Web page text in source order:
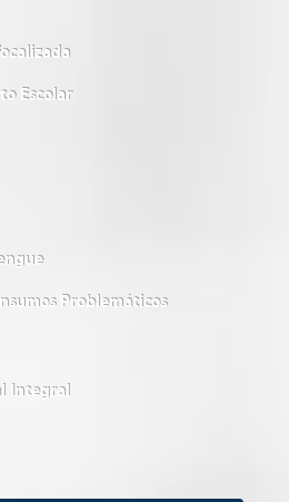
Escolar
Problemáticos
Integral